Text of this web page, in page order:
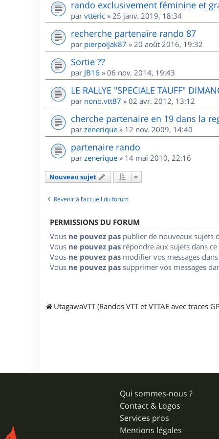
rando exclusivement féminine et
par vtteric » 25 janv. 2019, 18:34
recherche partenaire rando 87
par pierpoljak87 » 20 août 2016, 19:32
Sortie ??
par JB16 » 06 nov. 2014, 19:43
LE RALLYE "SPECIALE TAUFF"
par nono.vtt87 » 02 avr. 2012, 13:12
cherche partenaire en 19 dans la
par zenerique » 12 nov. 2009, 14:40
partenaire rando
par zenerique » 14 mai 2010, 22:16
Nouveau sujet
Revenir à l’accueil du forum
PERMISSIONS DU FORUM
Vous ne pouvez pas publier de nouveaux sujets
Vous ne pouvez pas répondre aux sujets dans
Vous ne pouvez pas modifier vos messages
Vous ne pouvez pas supprimer vos messages
UtagawaVTT (Randos VTT et VTTAE avec traces
Qui sommes-nous ?
Contact & Logos
Services pros
Mentions légales